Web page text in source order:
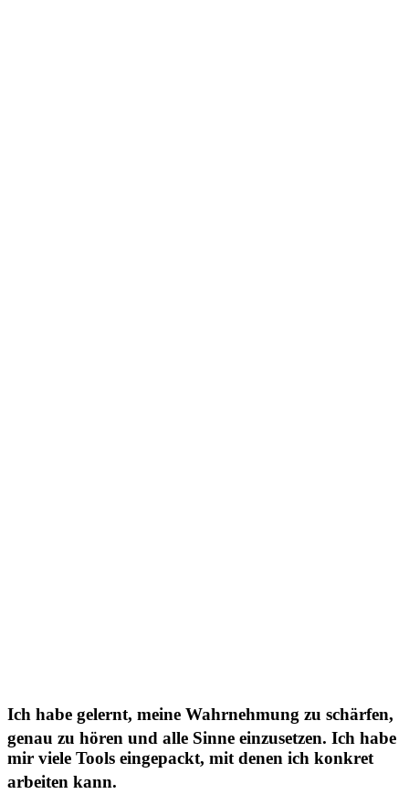
Ich habe gelernt, meine Wahrnehmung zu schärfen,
genau zu hören und alle Sinne einzusetzen. Ich habe
mir viele Tools eingepackt, mit denen ich konkret
arbeiten kann.